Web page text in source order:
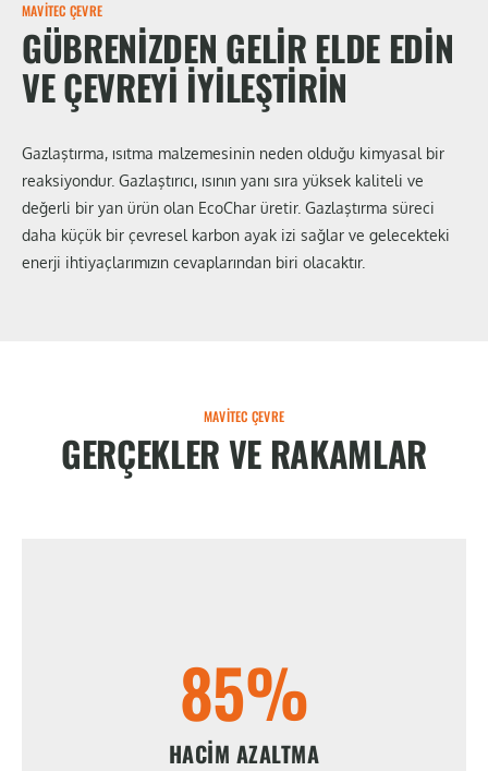
MAVITEC ÇEVRE
GÜBRENIZDEN GELIR ELDE EDIN
VE ÇEVREYI IYILEŞTIRIN
Gazlaştırma, ısıtma malzemesinin neden olduğu kimyasal bir
reaksiyondur. Gazlaştırıcı, ısının yanı sıra yüksek kaliteli ve
değerli bir yan ürün olan EcoChar üretir. Gazlaştırma süreci
daha küçük bir çevresel karbon ayak izi sağlar ve gelecekteki
enerji ihtiyaçlarımızın cevaplarından biri olacaktır.
MAVITEC ÇEVRE
GERÇEKLER VE RAKAMLAR
HACIM AZALTMA
85%